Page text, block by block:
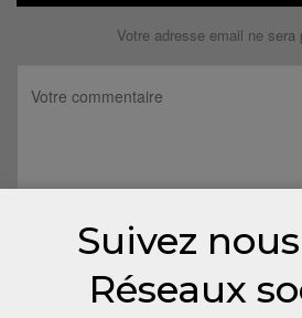
Votre adresse email ne sera
Suivez
Réseaux